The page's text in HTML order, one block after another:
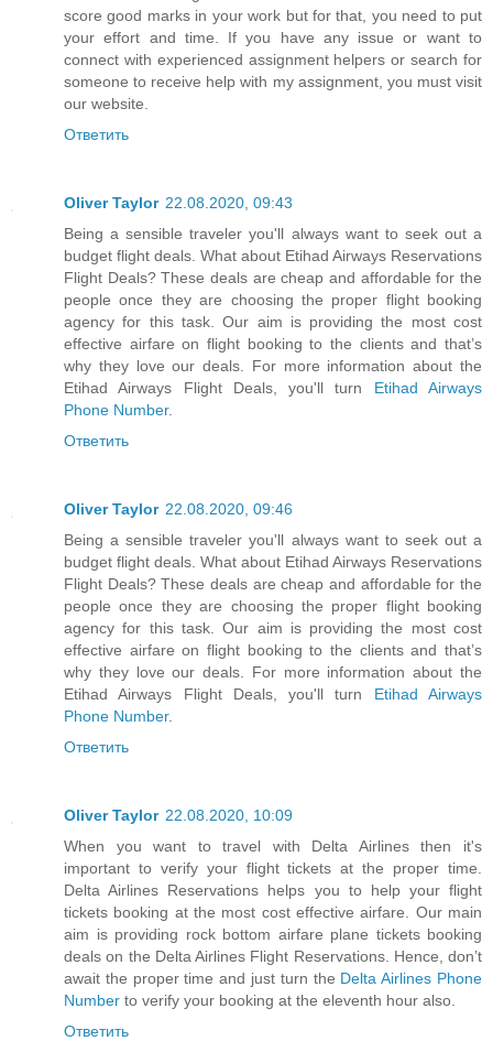
score good marks in your work but for that, you need to put
your effort and time. If you have any issue or want to
connect with experienced assignment helpers or search for
someone to receive help with my assignment, you must visit
our website.
Ответить
Oliver Taylor 22.08.2020, 09:43
Being a sensible traveler you'll always want to seek out a
budget flight deals. What about Etihad Airways Reservations
Flight Deals? These deals are cheap and affordable for the
people once they are choosing the proper flight booking
agency for this task. Our aim is providing the most cost
effective airfare on flight booking to the clients and that’s
why they love our deals. For more information about the
Etihad Airways Flight Deals, you'll turn Etihad Airways
Phone Number.
Ответить
Oliver Taylor 22.08.2020, 09:46
Being a sensible traveler you'll always want to seek out a
budget flight deals. What about Etihad Airways Reservations
Flight Deals? These deals are cheap and affordable for the
people once they are choosing the proper flight booking
agency for this task. Our aim is providing the most cost
effective airfare on flight booking to the clients and that’s
why they love our deals. For more information about the
Etihad Airways Flight Deals, you'll turn Etihad Airways
Phone Number.
Ответить
Oliver Taylor 22.08.2020, 10:09
When you want to travel with Delta Airlines then it's
important to verify your flight tickets at the proper time.
Delta Airlines Reservations helps you to help your flight
tickets booking at the most cost effective airfare. Our main
aim is providing rock bottom airfare plane tickets booking
deals on the Delta Airlines Flight Reservations. Hence, don’t
await the proper time and just turn the Delta Airlines Phone
Number to verify your booking at the eleventh hour also.
Ответить